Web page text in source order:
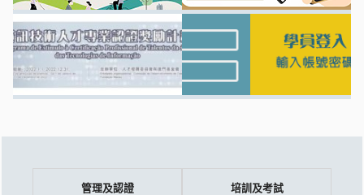
管理及認證
培訓及考試